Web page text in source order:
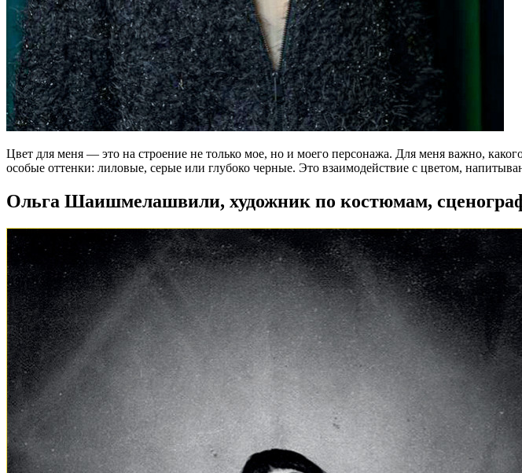
Цвет для меня — это на строение не только мое, но и моего персонажа. Для меня важно,
особые оттенки: лиловые, серые или глубоко черные. Это взаимодействие с цветом,
Ольга Шаишмелашвили, художник по костюмам,